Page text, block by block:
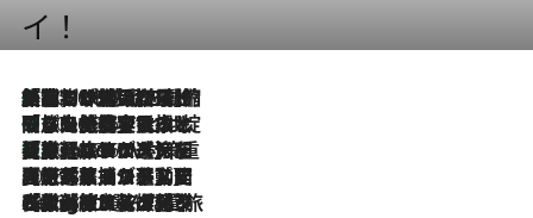
イ！
2026.8.6
「荷物が増えるほど旅ストレスは増す」美容ジャーナリストがたどり着いた最終結論。“化粧品を劇的に減らす”感動の凝縮美容とは
2026.8.6
「旅先には金髪ウィッグを持参」日本と同じメイクでは損してる!? 美容ジャーナリストが提案する“掟破りの旅美容”とは
2026.8.6
【厳選旅コスメ】「身軽さ＆UV対策重視！」ヘアアーティストshucoが選んだ夏旅ベストコスメを発表【Mサイズジップ】
2026.8.5
【厳選旅コスメ】国内をあちこち移動する河井菜摘が選んだ夏旅ベストコスメ発表！「リラックスアイテムはマスト」【Mサイズジップ】
2026.8.4
【厳選旅コスメ】「紫外線＆乾燥対策しながらメイク感も！」ヘア＆メイクGeorgeが選んだ夏旅ベストコスメを発表！【Mサイズジップ】